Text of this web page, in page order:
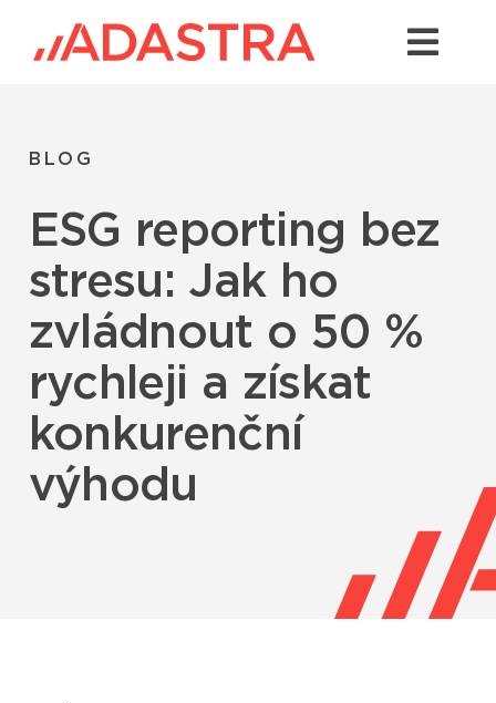
content
Služby
Odvětví
Platformy
Řešení
O Adastře
Případové studie
Zdroje
BLOG
ESG reporting bez
stresu: Jak ho
zvládnout o 50 %
rychleji a získat
konkurenční
výhodu